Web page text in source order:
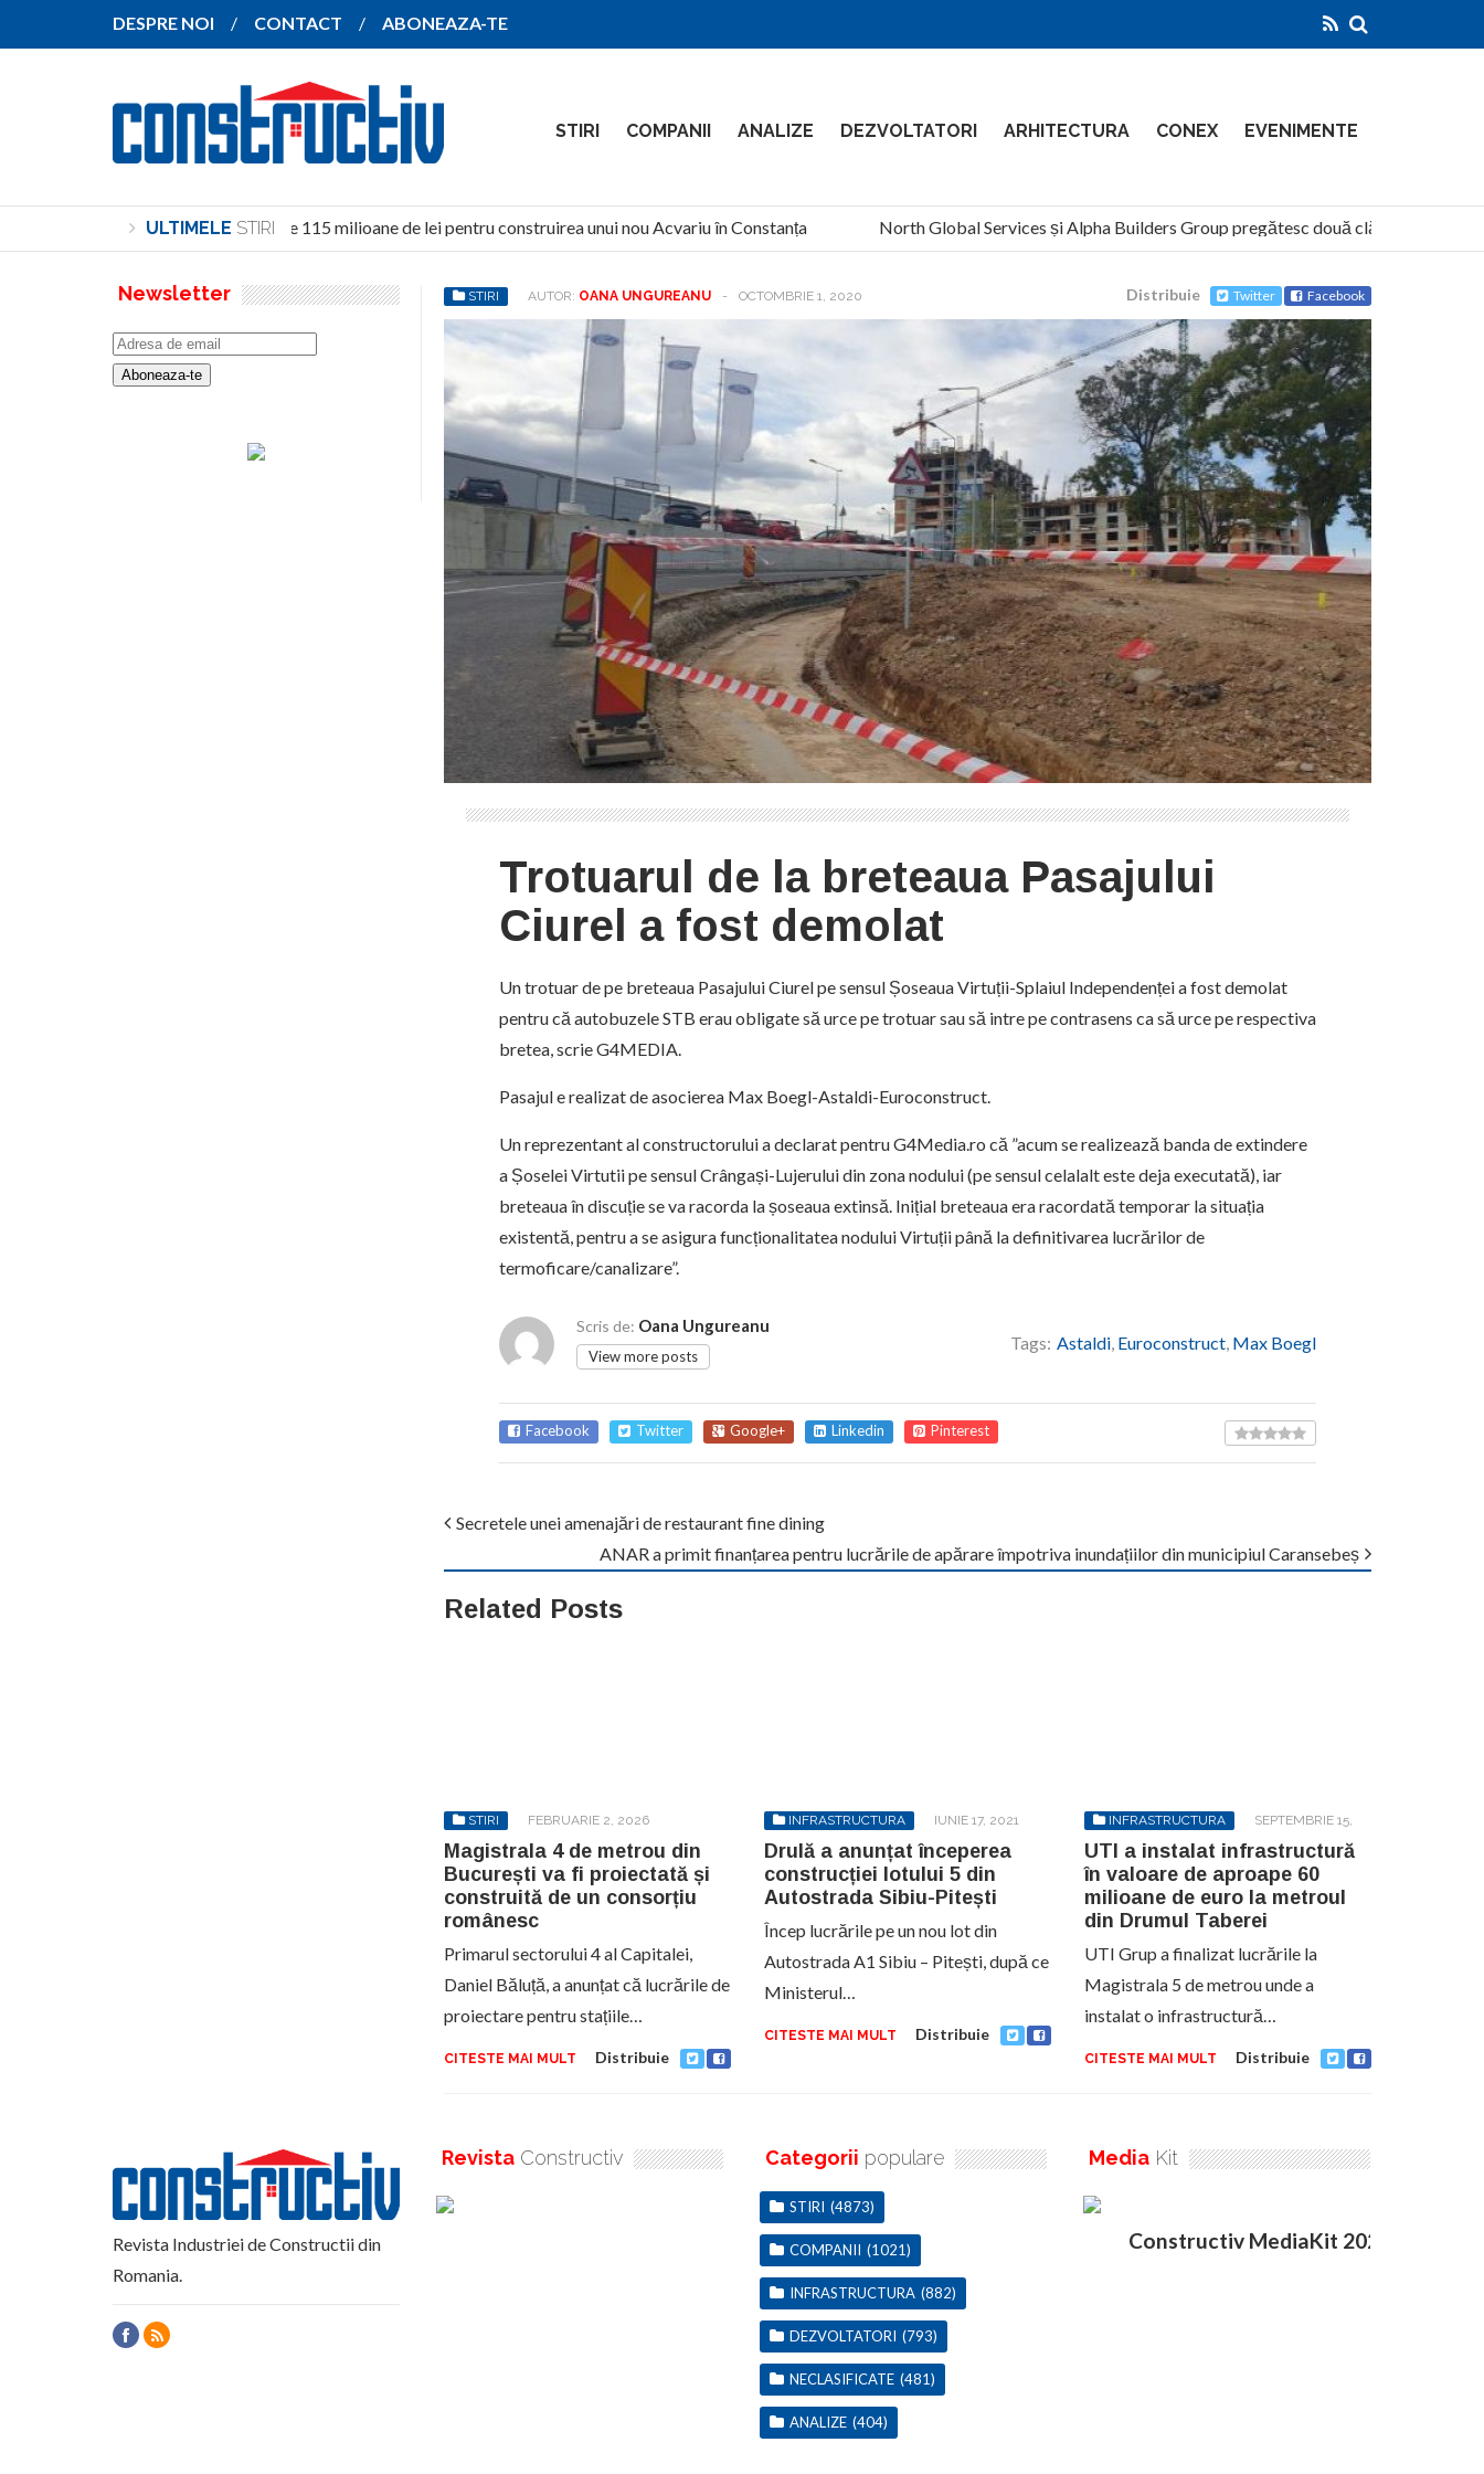
DESPRE NOI CONTACT ABONEAZA-TE
STIRI COMPANII ANALIZE DEZVOLTATORI ARHITECTURA CONEX EVENIMENTE
ULTIMELE STIRI
Investiție de peste 115 milioane de lei pentru construirea unui nou Acvariu în Constanța North Global Services și Alpha Builders Group pregătesc două clădiri de 14 etaje
STIRI AUTOR: OANA UNGUREANU - OCTOMBRIE 1, 2020 Distribuie Twitter Facebook
Trotuarul de la breteaua Pasajului
Ciurel a fost demolat
Un trotuar de pe breteaua Pasajului Ciurel pe sensul Șoseaua Virtuții-Splaiul Independenței a fost demolat
pentru că autobuzele STB erau obligate să urce pe trotuar sau să intre pe contrasens ca să urce pe respectiva
bretea, scrie G4MEDIA.
Pasajul e realizat de asocierea Max Boegl-Astaldi-Euroconstruct.
Un reprezentant al constructorului a declarat pentru G4Media.ro că ”acum se realizează banda de extindere
a Șoselei Virtutii pe sensul Crângași-Lujerului din zona nodului (pe sensul celalalt este deja executată), iar
breteaua în discuție se va racorda la șoseaua extinsă. Inițial breteaua era racordată temporar la situația
existentă, pentru a se asigura funcționalitatea nodului Virtuții până la definitivarea lucrărilor de
termoficare/canalizare”.
Scris de: Oana Ungureanu
View more posts
Tags: Astaldi Euroconstruct Max Boegl
Facebook Twitter Google+ Linkedin Pinterest
Secretele unei amenajări de restaurant fine dining
ANAR a primit finanțarea pentru lucrările de apărare împotriva inundațiilor din municipiul Caransebeș
Related Posts
STIRI FEBRUARIE 2, 2026
Magistrala 4 de metrou din
București va fi proiectată și
construită de un consorțiu
românesc
Primarul sectorului 4 al Capitalei,
Daniel Băluță, a anunțat că lucrările de
proiectare pentru stațiile…
CITESTE MAI MULT Distribuie
INFRASTRUCTURA IUNIE 17, 2021
Drulă a anunțat începerea
construcției lotului 5 din
Autostrada Sibiu-Pitești
Încep lucrările pe un nou lot din
Autostrada A1 Sibiu – Pitești, după ce
Ministerul…
CITESTE MAI MULT Distribuie
INFRASTRUCTURA
SEPTEMBRIE 15,
2020
UTI a instalat infrastructură
în valoare de aproape 60
milioane de euro la metroul
din Drumul Taberei
UTI Grup a finalizat lucrările la
Magistrala 5 de metrou unde a
instalat o infrastructură…
CITESTE MAI MULT Distribuie
Newsletter
Revista Industriei de Constructii din
Romania.
Revista Constructiv Categorii populare
STIRI (4873)
COMPANII (1021)
INFRASTRUCTURA (882)
DEZVOLTATORI (793)
NECLASIFICATE (481)
ANALIZE (404)
Media Kit
Constructiv MediaKit 2020